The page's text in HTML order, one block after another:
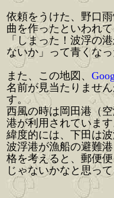
依頼をうけた、野口
曲を作ったといわれ
「しまった！波浮の
ないか」って青くなっ
また、この地図、
名前が見当たりませ
す。
西風の時は岡田港（
港が利用されています
緯度的には、下田は
波浮港が漁船の避難
格を考えると、郵便
じゃないかなと思って